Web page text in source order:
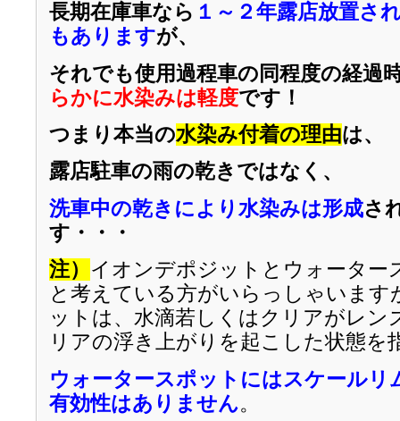
長期在庫車なら １～２年露店放置さ
もありますが、
それでも使用過程車の同程度の経過
らかに水染みは軽度です！
つまり本当の水染み付着の理由は、
露店駐車の雨の乾きではなく、
洗車中の乾きにより水染みは形成さ
す・・・
注） イオンデポジットとウォーター
と考えている方がいらっしゃいます
ットは、水滴若しくはクリアがレン
リアの浮き上がりを起こした状態を
ウォータースポットにはスケールリ
有効性はありません。